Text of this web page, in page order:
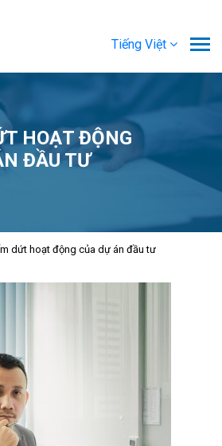
Tiếng Việt
HOẠT ĐỘNG
ĐẦU TƯ
dứt hoạt động của dự án đầu tư